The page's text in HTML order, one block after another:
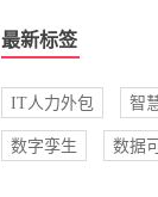
最新标签
IT人力外包 智
数字孪生 数据